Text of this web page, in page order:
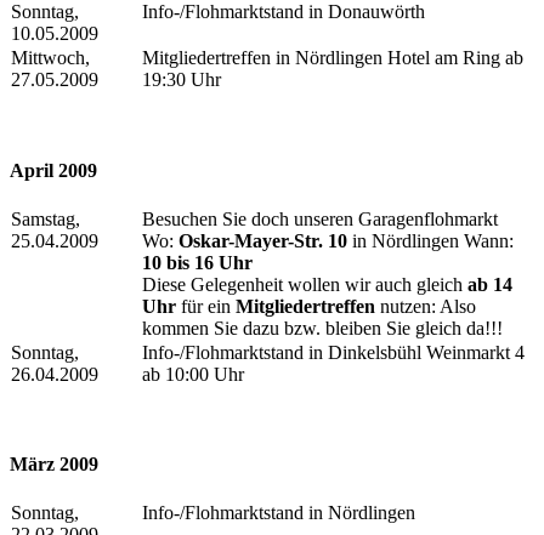
Sonntag,
10.05.2009
Info-/Flohmarktstand in Donauwörth
Mittwoch,
27.05.2009
Mitgliedertreffen in Nördlingen Hotel am Ring ab
19:30 Uhr
April 2009
Samstag,
25.04.2009
Besuchen Sie doch unseren Garagenflohmarkt
Wo: Oskar-Mayer-Str. 10 in Nördlingen Wann:
10 bis 16 Uhr
Diese Gelegenheit wollen wir auch gleich ab 14
Uhr für ein Mitgliedertreffen nutzen: Also
kommen Sie dazu bzw. bleiben Sie gleich da!!!
Sonntag,
26.04.2009
Info-/Flohmarktstand in Dinkelsbühl Weinmarkt 4
ab 10:00 Uhr
März 2009
Sonntag,
Info-/Flohmarktstand in Nördlingen